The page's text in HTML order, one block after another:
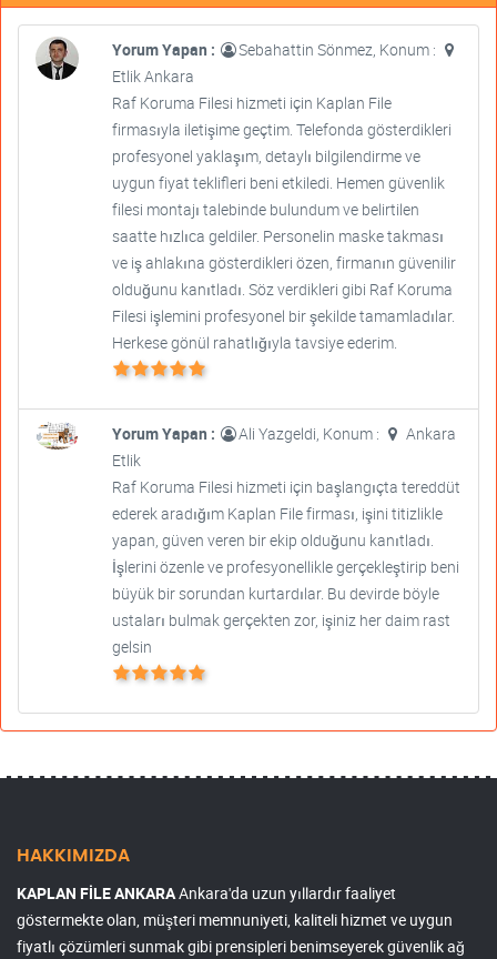
Yorum Yapan :
Sebahattin Sönmez, Konum :
Etlik Ankara
Raf Koruma Filesi hizmeti için Kaplan File
firmasıyla iletişime geçtim. Telefonda gösterdikleri
profesyonel yaklaşım, detaylı bilgilendirme ve
uygun fiyat teklifleri beni etkiledi. Hemen güvenlik
filesi montajı talebinde bulundum ve belirtilen
saatte hızlıca geldiler. Personelin maske takması
ve iş ahlakına gösterdikleri özen, firmanın güvenilir
olduğunu kanıtladı. Söz verdikleri gibi Raf Koruma
Filesi işlemini profesyonel bir şekilde tamamladılar.
Herkese gönül rahatlığıyla tavsiye ederim.
Yorum Yapan : Ali Yazgeldi, Konum :
Ankara
Etlik
Raf Koruma Filesi hizmeti için başlangıçta tereddüt
ederek aradığım Kaplan File firması, işini titizlikle
yapan, güven veren bir ekip olduğunu kanıtladı.
İşlerini özenle ve profesyonellikle gerçekleştirip beni
büyük bir sorundan kurtardılar. Bu devirde böyle
ustaları bulmak gerçekten zor, işiniz her daim rast
gelsin
HAKKIMIZDA
KAPLAN FİLE ANKARAAnkara'da uzun yıllardır faaliyet
göstermekte olan, müşteri memnuniyeti, kaliteli hizmet ve uygun
fiyatlı çözümleri sunmak gibi prensipleri benimseyerek güvenlik ağ